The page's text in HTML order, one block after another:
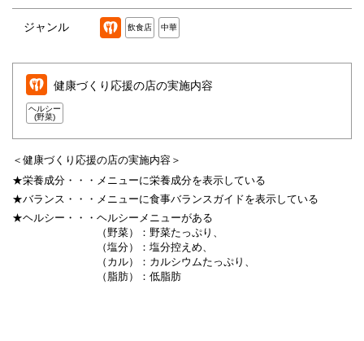
ジャンル 飲食店 中華
健康づくり応援の店の実施内容
ヘルシー
(野菜)
＜健康づくり応援の店の実施内容＞
★栄養成分・・・ メニューに栄養成分を表示している
★バランス・・・ メニューに食事バランスガイドを表示している
★ヘルシー・・・ ヘルシーメニューがある
（野菜）：野菜たっぷり、
（塩分）：塩分控えめ、
（カル）：カルシウムたっぷり、
（脂肪）：低脂肪